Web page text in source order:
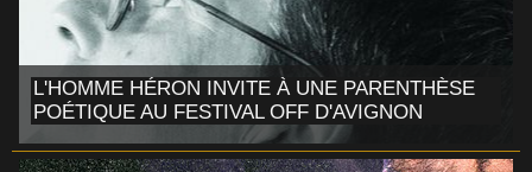
L'HOMME HÉRON INVITE À UNE PARENTHÈSE
POÉTIQUE AU FESTIVAL OFF D'AVIGNON